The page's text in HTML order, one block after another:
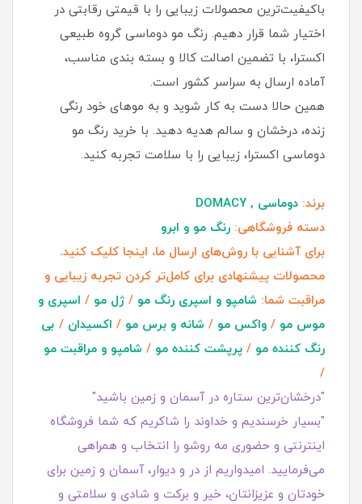
باکیفیت‌ترین محصولات زیبایی را با قیمتی رقابتی در
اختیار شما قرار دهیم. رنگ مو دوماسی گروه طبیعی
اکسترا، با تضمین اصالت کالا و بسته بندی مناسب،
آماده ارسال به سراسر کشور است.
همین حالا دست به کار شوید و به موهای خود رنگی
زنده، درخشان و سالم هدیه دهید. با خرید رنگ مو
دوماسی اکسترا، زیبایی را با سلامت تجربه کنید.
برند: دوماسی , DOMACY
دسته فروشگاهی: رنگ مو و ابرو
برای آشنایی با روش‌های ارسال ما، اینجا کلیک کنید.
محصولات پیشنهادی برای کامل‌تر کردن تجربه زیبایی و
مراقبت شما: شامپو و اسپری رنگ مو / ژل مو / اسپری و
موس مو / واکس مو / شانه و برس مو / اکسیدان / بی
رنگ کننده مو / پرپشت کننده مو / شامپو و مراقبت مو
/
"درخشان‌ترین ستاره در آسمان و زمین باشید"
"بسیار خرسندیم و خداوند را شاکریم که شما فروشگاه
اینترنتی و حضوری مه روشو را انتخاب و همراهی
می‌فرمایید. امیدواریم از در و دیوار، آسمان و زمین برای
خودتان و عزیزانتان، خیر و برکت و شادی و سلامتی و